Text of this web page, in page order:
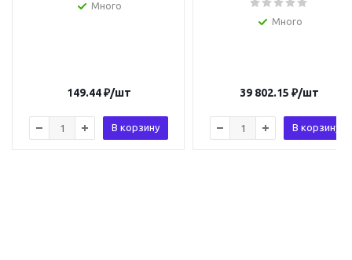
Много
149.44₽/шт
В корзину
Много
39 802.15 ₽/шт
В корзину